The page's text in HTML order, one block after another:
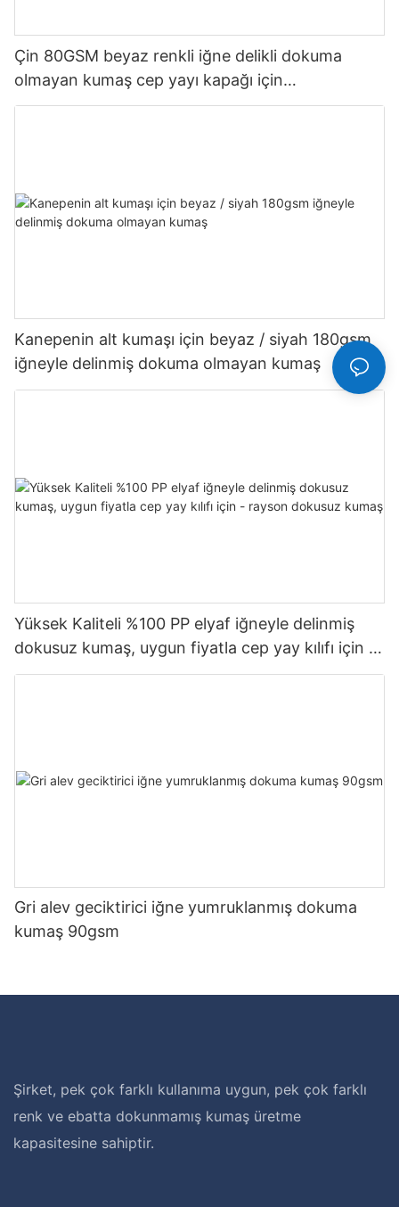
Çin 80GSM beyaz renkli iğne delikli dokuma
olmayan kumaş cep yayı kapağı için
Özelleştirilmiş-rayson nonwoven
Kanepenin alt kumaşı için beyaz / siyah 180gsm
iğneyle delinmiş dokuma olmayan kumaş
Yüksek Kaliteli %100 PP elyaf iğneyle delinmiş
dokusuz kumaş, uygun fiyatla cep yay kılıfı için -
rayson dokusuz kumaş
Gri alev geciktirici iğne yumruklanmış dokuma
kumaş 90gsm
Şirket, pek çok farklı kullanıma uygun, pek çok farklı
renk ve ebatta dokunmamış kumaş üretme
kapasitesine sahiptir.